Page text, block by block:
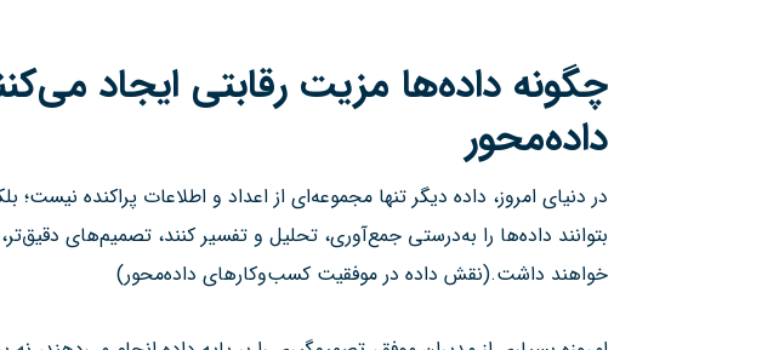
چگونه داده‌ها مزیت رقابتی ایجاد
داده‌محور
در دنیای امروز، داده دیگر تنها مجموعه‌ای از اعداد و اطلاعات پراکنده
بتوانند داده‌ها را به‌درستی جمع‌آوری، تحلیل و تفسیر کنند، تصمیم‌های
خواهند داشت.(نقش داده در موفقیت کسب‌وکارهای داده‌محور)